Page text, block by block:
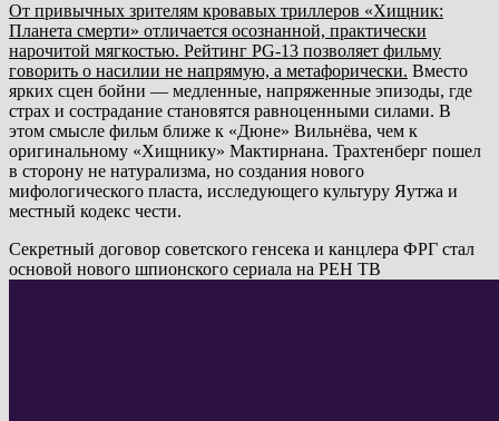
От привычных зрителям кровавых триллеров «Хищник:
Планета смерти» отличается осознанной, практически
нарочитой мягкостью. Рейтинг PG-13 позволяет фильму
говорить о насилии не напрямую, а метафорически. Вместо
ярких сцен бойни — медленные, напряженные эпизоды, где
страх и сострадание становятся равноценными силами. В
этом смысле фильм ближе к «Дюне» Вильнёва, чем к
оригинальному «Хищнику» Мактирнана. Трахтенберг пошел
в сторону не натурализма, но создания нового
мифологического пласта, исследующего культуру Яутжа и
местный кодекс чести.
Секретный договор советского генсека и канцлера ФРГ стал
основой нового шпионского сериала на РЕН ТВ